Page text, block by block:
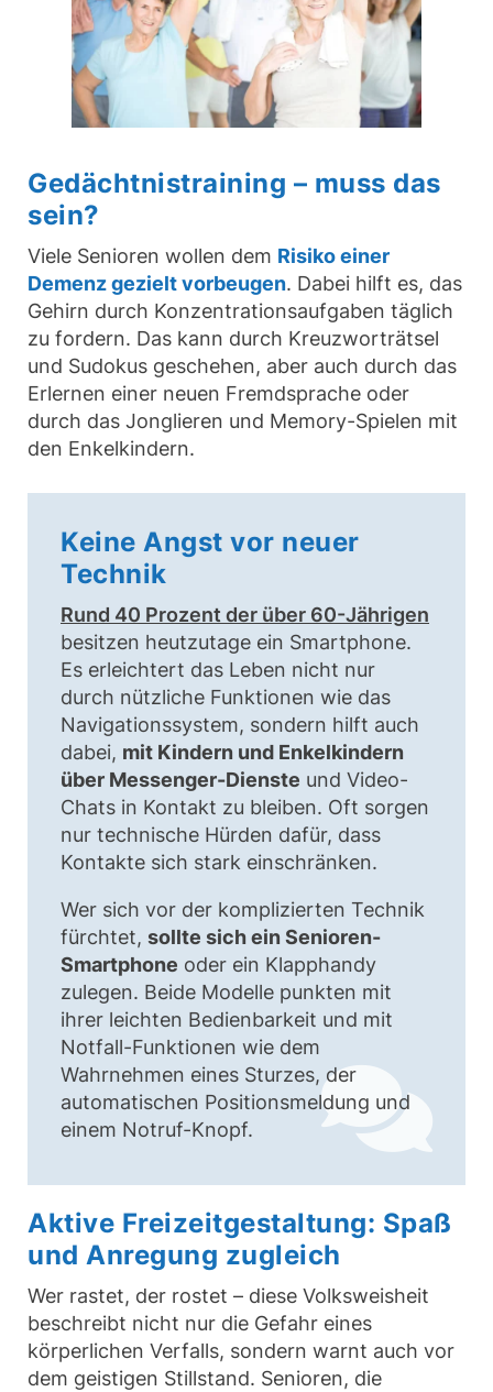
Gedächtnistraining – muss das
sein?
Viele Senioren wollen dem Risiko einer
Demenz gezielt vorbeugen. Dabei hilft es, das
Gehirn durch Konzentrationsaufgaben täglich
zu fordern. Das kann durch Kreuzworträtsel
und Sudokus geschehen, aber auch durch das
Erlernen einer neuen Fremdsprache oder
durch das Jonglieren und Memory-Spielen mit
den Enkelkindern.
Keine Angst vor neuer
Technik
Rund 40 Prozent der über 60-Jährigen
besitzen heutzutage ein Smartphone.
Es erleichtert das Leben nicht nur
durch nützliche Funktionen wie das
Navigationssystem, sondern hilft auch
dabei, mit Kindern und Enkelkindern
über Messenger-Dienste und Video-
Chats in Kontakt zu bleiben. Oft sorgen
nur technische Hürden dafür, dass
Kontakte sich stark einschränken.
Wer sich vor der komplizierten Technik
fürchtet, sollte sich ein Senioren-
Smartphone oder ein Klapphandy
zulegen. Beide Modelle punkten mit
ihrer leichten Bedienbarkeit und mit
Notfall-Funktionen wie dem
Wahrnehmen eines Sturzes, der
automatischen Positionsmeldung und
einem Notruf-Knopf.
Aktive Freizeitgestaltung: Spaß
und Anregung zugleich
Wer rastet, der rostet – diese Volksweisheit
beschreibt nicht nur die Gefahr eines
körperlichen Verfalls, sondern warnt auch vor
dem geistigen Stillstand. Senioren, die